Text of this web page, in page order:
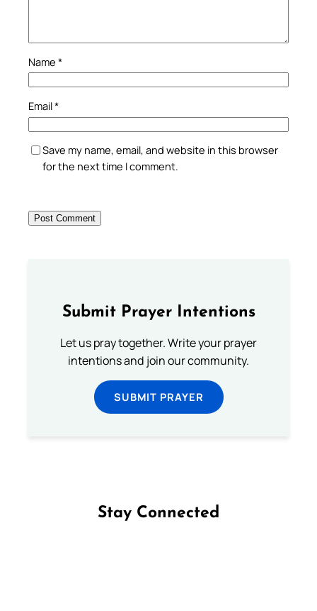
Name *
Email*
Save my name, email, and website in this browser
for the next time I comment.
Submit Prayer Intentions
Let us pray together. Write your prayer
intentions and join our community.
SUBMIT PRAYER
Stay Connected